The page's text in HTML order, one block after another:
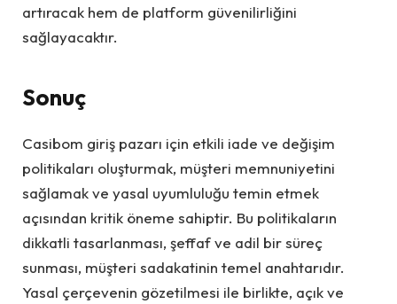
artıracak hem de platform güvenilirliğini
sağlayacaktır.
Sonuç
Casibom giriş pazarı için etkili iade ve değişim
politikaları oluşturmak, müşteri memnuniyetini
sağlamak ve yasal uyumluluğu temin etmek
açısından kritik öneme sahiptir. Bu politikaların
dikkatli tasarlanması, şeffaf ve adil bir süreç
sunması, müşteri sadakatinin temel anahtarıdır.
Yasal çerçevenin gözetilmesi ile birlikte, açık ve